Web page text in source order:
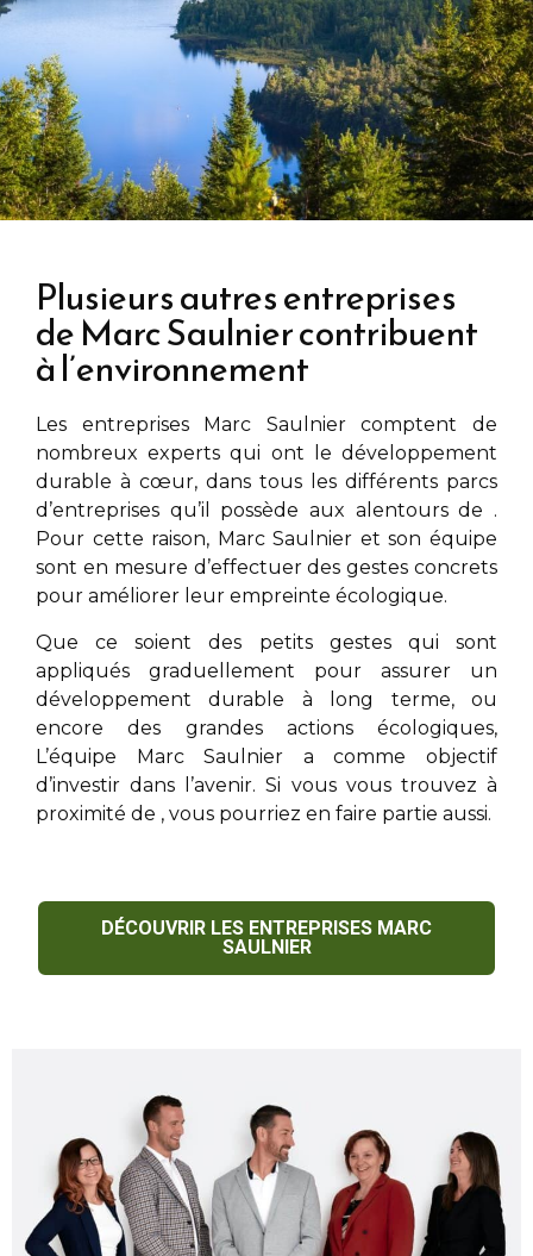
Plusieurs autres entreprises
de Marc Saulnier contribuent
à l’environnement
Les entreprises Marc Saulniercomptent de
nombreux experts qui ont le développement
durable à cœur, dans tous les différents parcs
d’entreprises qu’il possède aux alentours de .
Pour cette raison, Marc Saulnier et son équipe
sont en mesure d’effectuer des gestes concrets
pour améliorer leur empreinte écologique.
Que ce soient des petits gestes qui sont
appliqués graduellement pour assurer un
développement durable à long terme, ou
encore des grandes actions écologiques,
L’équipe Marc Saulnier a comme objectif
d’investir dans l’avenir. Si vous vous trouvez à
proximité de , vous pourriez en faire partie aussi.
DÉCOUVRIR LES ENTREPRISES MARC
SAULNIER